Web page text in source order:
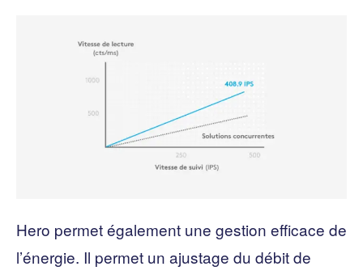
Hero permet également une gestion efficace de
l’énergie. Il permet un ajustage du débit de